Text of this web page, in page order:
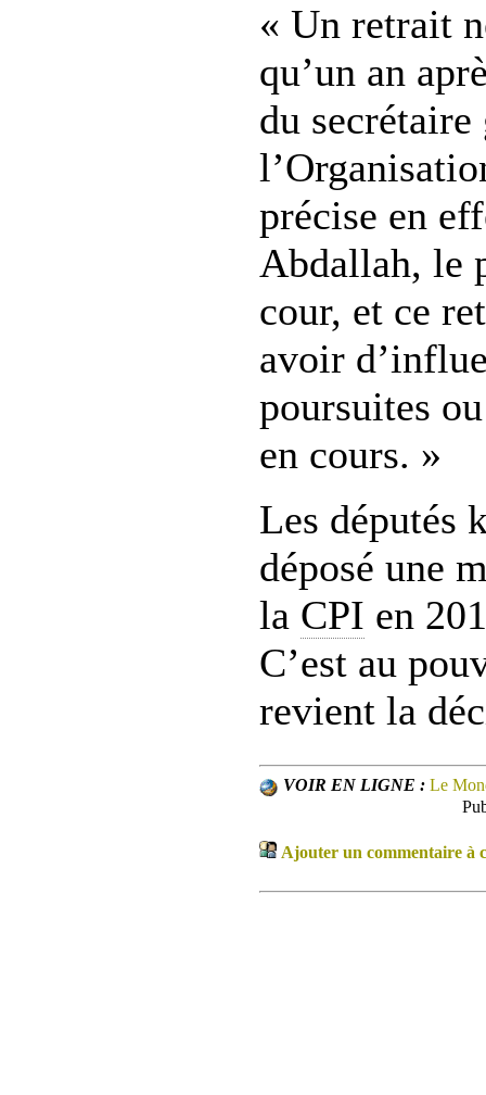
« Un retrait
qu’un an
du secrétaire
précise en
Abdallah, le
cour, et ce
avoir
poursuites
en cours. »
Les députés
déposé une
la CPI en
C’est au
revient la
VOIR EN LIGNE : Le
Ajouter un commentaire à